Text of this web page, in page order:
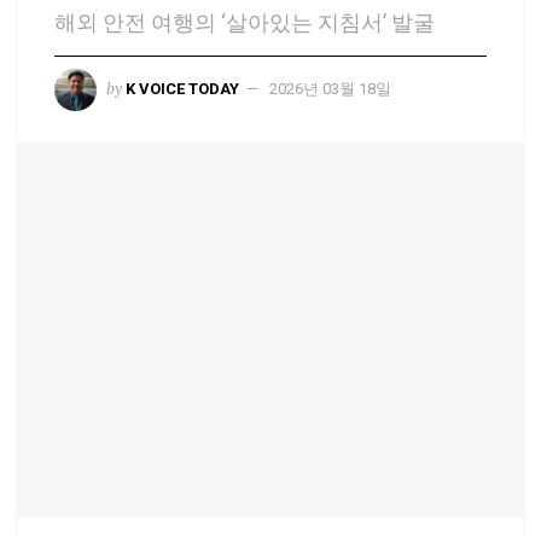
해외 안전 여행의 ‘살아있는 지침서’ 발굴
by K VOICE TODAY 2026년 03월 18일